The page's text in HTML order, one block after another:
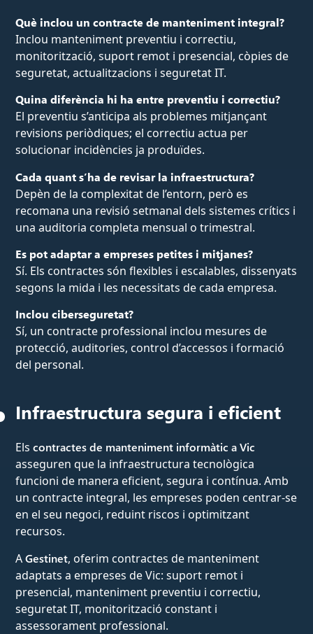
Què inclou un contracte de manteniment integral?
Inclou manteniment preventiu i correctiu,
monitorització, suport remot i presencial, còpies de
seguretat, actualitzacions i seguretat IT.
Quina diferència hi ha entre preventiu i correctiu?
El preventiu s’anticipa als problemes mitjançant
revisions periòdiques; el correctiu actua per
solucionar incidències ja produïdes.
Cada quant s’ha de revisar la infraestructura?
Depèn de la complexitat de l’entorn, però es
recomana una revisió setmanal dels sistemes crítics i
una auditoria completa mensual o trimestral.
Es pot adaptar a empreses petites i mitjanes?
Sí. Els contractes són flexibles i escalables, dissenyats
segons la mida i les necessitats de cada empresa.
Inclou ciberseguretat?
Sí, un contracte professional inclou mesures de
protecció, auditories, control d’accessos i formació
del personal.
Infraestructura segura i eficient
Elscontractes de manteniment informàtic a Vic
asseguren que la infraestructura tecnològica
funcioni de manera eficient, segura i contínua. Amb
un contracte integral, les empreses poden centrar-se
en el seu negoci, reduint riscos i optimitzant
recursos.
AGestinet, oferim contractes de manteniment
adaptats a empreses de Vic: suport remot i
presencial, manteniment preventiu i correctiu,
seguretat IT, monitorització constant i
assessorament professional.